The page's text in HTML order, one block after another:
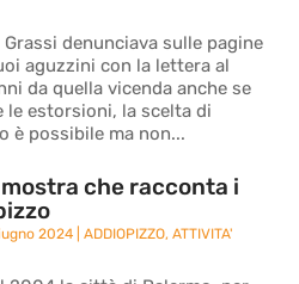
Grassi denunciava sulle pagine
aguzzini con la lettera al
da quella vicenda anche se
le estorsioni, la scelta di
è possibile ma non...
mostra che racconta i
2024 |ADDIOPIZZO,ATTIVITA'